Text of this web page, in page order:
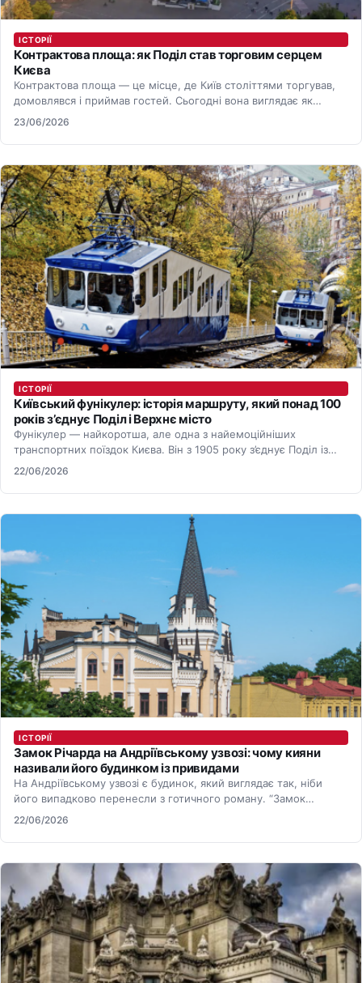
ІСТОРІЇ
Контрактова площа: як Поділ став торговим серцем
Києва
Контрактова площа — це місце, де Київ століттями торгував,
домовлявся і приймав гостей. Сьогодні вона виглядає як
простір…
23/06/2026
ІСТОРІЇ
Київський фунікулер: історія маршруту, який понад 100
років з’єднує Поділ і Верхнє місто
Фунікулер — найкоротша, але одна з найемоційніших
транспортних поїздок Києва. Він з 1905 року з’єднує Поділ із
Верхнім…
22/06/2026
ІСТОРІЇ
Замок Річарда на Андріївському узвозі: чому кияни
називали його будинком із привидами
На Андріївському узвозі є будинок, який виглядає так, ніби
його випадково перенесли з готичного роману. “Замок
Річарда” отримав…
22/06/2026